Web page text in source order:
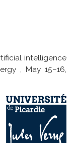
intelligence
, May 15–16,